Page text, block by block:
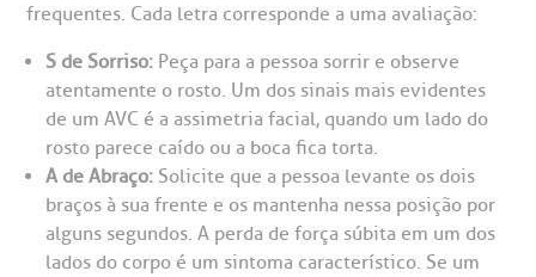
R. Colômbia, 332
CEP: 01438-000 | Jardim Paulista
São Paulo - SP
de órgãos
de cuidado
e perdidos
frequentes. Cada letra corresponde a uma avaliação:
S de Sorriso: Peça para a pessoa sorrir e observe
atentamente o rosto. Um dos sinais mais evidentes
de um AVC é a assimetria facial, quando um lado do
rosto parece caído ou a boca fica torta.
A de Abraço: Solicite que a pessoa levante os dois
braços à sua frente e os mantenha nessa posição por
alguns segundos. A perda de força súbita em um dos
lados do corpo é um sintoma característico. Se um